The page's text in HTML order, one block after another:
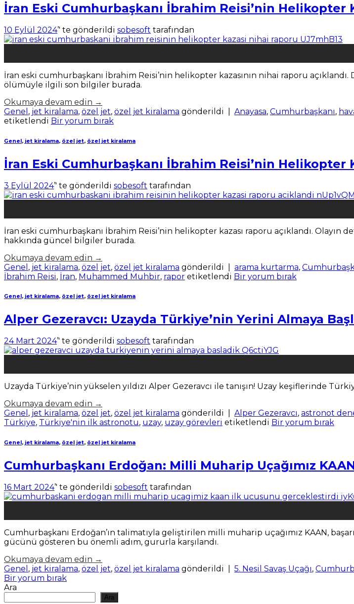
İran Eski Cumhurbaşkanı İbrahim Reisi’nin Helikopter
10 Eylül 2024’' te gönderildi sobesoft tarafından
İran eski cumhurbaşkanı İbrahim Reisi’nin helikopter kazasının nihai raporu
ölümüyle ilgili son bilgiler burada.
Okumaya devam edin →
Genel , jet kiralama, özel jet, özel jet kiralama gönderildi Anayasa, Cumhurbaşkanı,
etiketlendi Bir yorum bırak
Genel, jet kiralama, özel jet, özel jet kiralama
İran Eski Cumhurbaşkanı İbrahim Reisi’nin Helikopter
3 Eylül 2024’' te gönderildi sobesoft tarafından
İran eski cumhurbaşkanı İbrahim Reisi’nin helikopter kazası raporu açıklandı. Olayın
hakkında güncel bilgiler burada.
Okumaya devam edin →
Genel , jet kiralama, özel jet, özel jet kiralama gönderildi arama kurtarma,
İbrahim Reisi, İran, Muhammed Muhbir, rapor etiketlendi Bir yorum bırak
Genel , jet kiralama, özel jet, özel jet kiralama
Alper Gezeravcı: Uzayda Türkiye’nin Yerini Almaya
24 Mart 2024’' te gönderildi sobesoft tarafından
Uzayda Türkiye’nin yükselen yıldızı Alper Gezeravcı ile tanışın! Uzay keşiflerinde
Okumaya devam edin →
Genel , jet kiralama, özel jet, özel jet kiralama gönderildi Alper Gezeravcı, astronot
Türkiye, Türkiye'nin ilk astronotu, uzay, uzay görevleri etiketlendi Bir yorum bırak
Genel , jet kiralama, özel jet, özel jet kiralama
Cumhurbaşkanı Erdoğan: Milli Muharip Uçağımız
16 Mart 2024’' te gönderildi sobesoft tarafından
Cumhurbaşkanı Erdoğan’ın talimatıyla geliştirilen milli muharip uçağımız KAAN,
gücünü gösteren bu önemli adım, gururla karşılandı.
Okumaya devam edin →
Genel , jet kiralama, özel jet, özel jet kiralama gönderildi 5. Nesil Savaş Uçağı,
Bir yorum bırak
Ara
Ara